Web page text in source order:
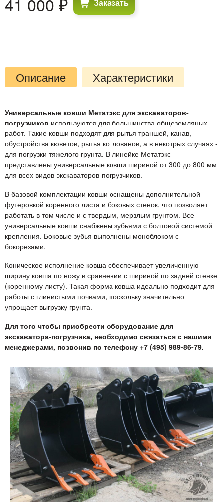
Заказать
Описание Характеристики
Универсальные ковши Метатэкс для экскаваторов-
погрузчиков используются для большинства общеземляных
работ. Такие ковши подходят для рытья траншей, канав,
обустройства кюветов, рытья котлованов, а в некотрых случаях -
для погрузки тяжелого грунта. В линейке Метатэкс
представлены универсальные ковши шириной от 300 до 800 мм
для всех видов экскаваторов-погрузчиков.
В базовой комплектации ковши оснащены дополнительной
футеровкой коренного листа и боковых стенок, что позволяет
работать в том числе и с твердым, мерзлым грунтом. Все
универсальные ковши снабжены зубьями с болтовой системой
крепления. Боковые зубья выполнены моноблоком с
бокорезами.
Коническое исполнение ковша обеспечивает увеличенную
ширину ковша по ножу в сравнении с шириной по задней стенке
(коренному листу). Такая форма ковша идеально подходит для
работы с глинистыми почвами, поскольку значительно
упрощает выгрузку грунта.
Для того чтобы приобрести оборудование для
экскаватора-погрузчика, необходимо связаться с нашими
менеджерами, позвонив по телефону +7 (495) 989-86-79.